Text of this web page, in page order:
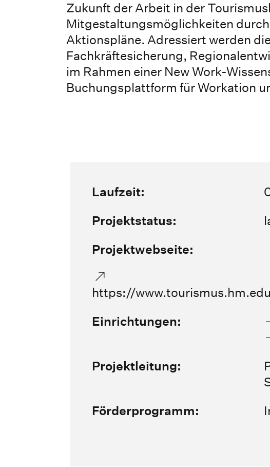
Zukunft der Arbeit in der
Mitgestaltungsmöglichkeiten
Aktionspläne. Adressiert werden
Fachkräftesicherung,
im Rahmen einer New Work-
Buchungsplattform für Workation
Laufzeit:
Projektstatus:
Projektwebseite:
https://
Einrichtungen:
Projektleitung:
Förderprogramm: